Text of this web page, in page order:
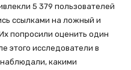
5 379 пользователей
ссылками на ложный и
попросили оценить один
этого исследователи в
какими